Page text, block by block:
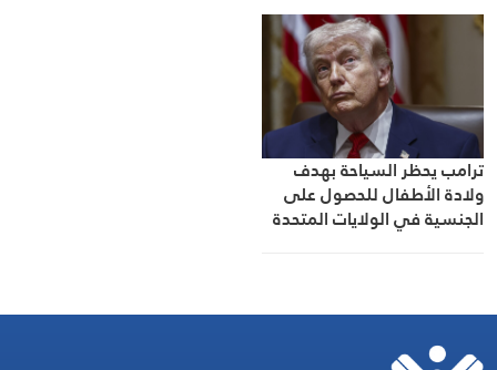
ترامب يحظر السياحة بهدف
ولادة الأطفال للحصول على
الجنسية في الولايات المتحدة